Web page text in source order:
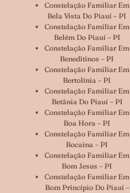
Constelação Familiar Em
Bela Vista Do Piauí – PI
Constelação Familiar Em
Belém Do Piauí – PI
Constelação Familiar Em
Beneditinos – PI
Constelação Familiar Em
Bertolínia – PI
Constelação Familiar Em
Betânia Do Piauí – PI
Constelação Familiar Em
Boa Hora – PI
Constelação Familiar Em
Bocaina – PI
Constelação Familiar Em
Bom Jesus – PI
Constelação Familiar Em
Bom Princípio Do Piauí –